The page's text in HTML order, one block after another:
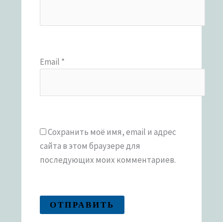
Email *
Сохранить моё имя, email и адрес
сайта в этом браузере для
последующих моих комментариев.